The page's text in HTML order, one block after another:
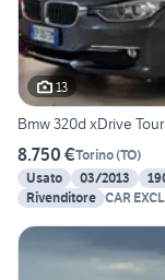
13
Bmw 320d xDrive
8.750 €Torino(TO)
Usato
03/2013
Rivenditore CAR